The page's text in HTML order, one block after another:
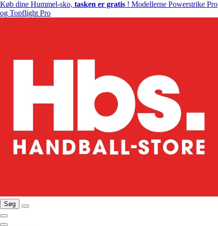
Køb dine Hummel-sko, tasken er gratis ! Modellerne Powerstrike Pro
og Topflight Pro
Søg